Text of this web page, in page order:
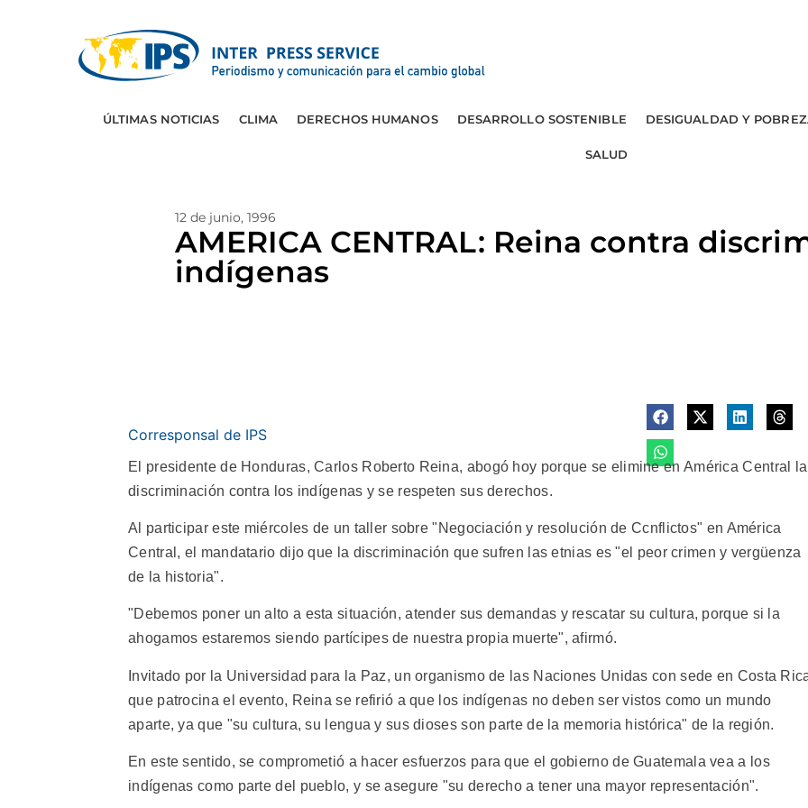
ÚLTIMAS NOTICIAS CLIMA DERECHOS HUMANOS DESARROLLO SOSTENIBLE DESIGUALDAD Y
SALUD
12 de junio, 1996
AMERICA CENTRAL: Reina contra
indígenas
Corresponsal de IPS
El presidente de Honduras, Carlos Roberto Reina, abogó hoy porque se elimine en América Central la
discriminación contra los indígenas y se respeten sus derechos.
Al participar este miércoles de un taller sobre "Negociación y resolución de Ccnflictos" en América
Central, el mandatario dijo que la discriminación que sufren las etnias es "el peor crimen y vergüenza
de la historia".
"Debemos poner un alto a esta situación, atender sus demandas y rescatar su cultura, porque si la
ahogamos estaremos siendo partícipes de nuestra propia muerte", afirmó.
Invitado por la Universidad para la Paz, un organismo de las Naciones Unidas con sede en Costa
que patrocina el evento, Reina se refirió a que los indígenas no deben ser vistos como un mundo
aparte, ya que "su cultura, su lengua y sus dioses son parte de la memoria histórica" de la región.
En este sentido, se comprometió a hacer esfuerzos para que el gobierno de Guatemala vea a los
indígenas como parte del pueblo, y se asegure "su derecho a tener una mayor representación".